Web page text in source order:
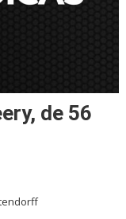
de 56